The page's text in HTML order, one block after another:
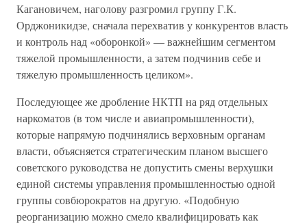
Кагановичем, наголову разгромил группу Г.К.
Орджоникидзе, сначала перехватив у конкурентов власть
и контроль над «оборонкой» — важнейшим сегментом
тяжелой промышленности, а затем подчинив себе и
тяжелую промышленность целиком».
Последующее же дробление НКТП на ряд отдельных
наркоматов (в том числе и авиапромышленности),
которые напрямую подчинялись верховным органам
власти, объясняется стратегическим планом высшего
советского руководства не допустить смены верхушки
единой системы управления промышленностью одной
группы совбюрократов на другую. «Подобную
реорганизацию можно смело квалифицировать как